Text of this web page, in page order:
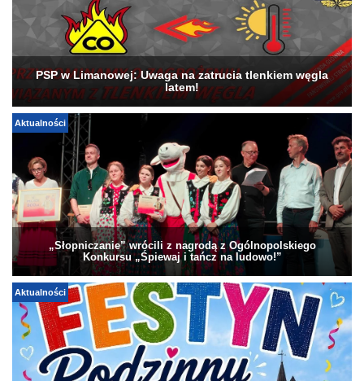
PSP w Limanowej: Uwaga na zatrucia tlenkiem węgla
latem!
Aktualności
„Słopniczanie” wrócili z nagrodą z Ogólnopolskiego
Konkursu „Śpiewaj i tańcz na ludowo!”
Aktualności